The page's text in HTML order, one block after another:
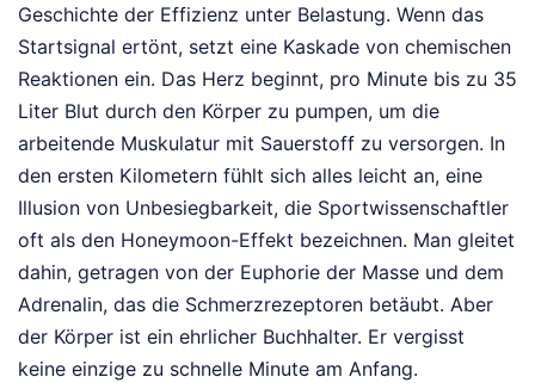
Geschichte der Effizienz unter Belastung. Wenn das
Startsignal ertönt, setzt eine Kaskade von chemischen
Reaktionen ein. Das Herz beginnt, pro Minute bis zu 35
Liter Blut durch den Körper zu pumpen, um die
arbeitende Muskulatur mit Sauerstoff zu versorgen. In
den ersten Kilometern fühlt sich alles leicht an, eine
Illusion von Unbesiegbarkeit, die Sportwissenschaftler
oft als den Honeymoon-Effekt bezeichnen. Man gleitet
dahin, getragen von der Euphorie der Masse und dem
Adrenalin, das die Schmerzrezeptoren betäubt. Aber
der Körper ist ein ehrlicher Buchhalter. Er vergisst
keine einzige zu schnelle Minute am Anfang.